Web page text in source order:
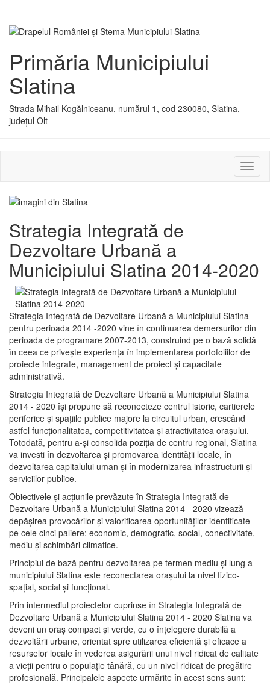
Primăria Municipiului
Slatina
Strada Mihail Kogălniceanu, numărul 1, cod 230080, Slatina,
județul Olt
sau
Strategia Integrată de
Dezvoltare Urbană a
Municipiului Slatina 2014-2020
Strategia Integrată de Dezvoltare Urbană a Municipiului Slatina
pentru perioada 2014 -2020 vine în continuarea demersurilor din
perioada de programare 2007-2013, construind pe o bază solidă
în ceea ce priveşte experienţa în implementarea portofoliilor de
proiecte integrate, management de proiect și capacitate
administrativă.
Strategia Integrată de Dezvoltare Urbană a Municipiului Slatina
2014 - 2020 își propune să reconecteze centrul istoric, cartierele
periferice şi spaţiile publice majore la circuitul urban, crescând
astfel funcţionalitatea, competitivitatea şi atractivitatea oraşului.
Totodată, pentru a-şi consolida poziţia de centru regional, Slatina
va investi în dezvoltarea şi promovarea identităţii locale, în
dezvoltarea capitalului uman şi în modernizarea infrastructurii şi
serviciilor publice.
Obiectivele şi acţiunile prevăzute în Strategia Integrată de
Dezvoltare Urbană a Municipiului Slatina 2014 - 2020 vizează
depășirea provocărilor şi valorificarea oportunităţilor identificate
pe cele cinci paliere: economic, demografic, social, conectivitate,
mediu şi schimbări climatice.
Principiul de bază pentru dezvoltarea pe termen mediu şi lung a
municipiului Slatina este reconectarea oraşului la nivel fizico-
spaţial, social şi funcţional.
Prin intermediul proiectelor cuprinse în Strategia Integrată de
Dezvoltare Urbană a Municipiului Slatina 2014 - 2020 Slatina va
deveni un oraş compact şi verde, cu o înţelegere durabilă a
dezvoltării urbane, orientat spre utilizarea eficientă şi eficace a
resurselor locale în vederea asigurării unui nivel ridicat de calitate
a vieţii pentru o populaţie tânără, cu un nivel ridicat de pregătire
profesională. Principalele aspecte urmărite în acest sens sunt: